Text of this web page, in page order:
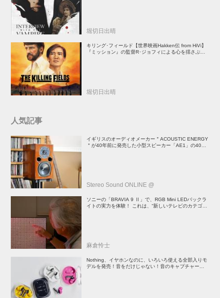
堀切日出晴
キリング･フィールド【世界映画Hakken伝 from HiVi】
『ミッション』の監督R･ジョフィによる心を揺さぶる
堀切日出晴
人気記事
イギリスのオーディオメーカー＂ACOUSTIC ENERGY
＂が40年前に発売した小型スピーカー「AE1」の40周
Stereo Sound ONLINE @
ソニーの「BRAVIA 9 Ⅱ」で、RGB Mini LEDバックラ
イトの実力を体験！ これは、“新しいテレビのカテゴリ
麻倉怜士
Nothing、イヤホンなのに、いろいろ使える全部入りモ
デルを発売！音をだけじゃない！音のキャプチャーや、